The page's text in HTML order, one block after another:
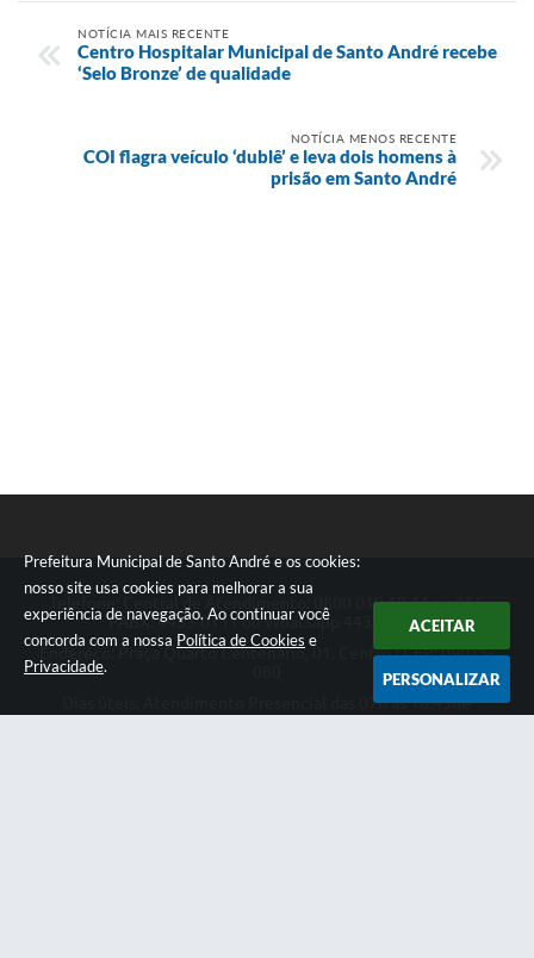
Prefeitura Municipal de Santo André e os cookies:
nosso site usa cookies para melhorar a sua
experiência de navegação. Ao continuar você
concorda com a nossa Política de Cookies e
Privacidade.
ACEITAR
PERSONALIZAR
NOTÍCIA MAIS RECENTE
Centro Hospitalar Municipal de Santo André recebe
‘Selo Bronze’ de qualidade
NOTÍCIA MENOS RECENTE
COI flagra veículo ‘dublê’ e leva dois homens à
prisão em Santo André
Telefone: Central de Atendimento: 0800 019 19 44 ou 156
PABX: 4433-0111 ou Whatsapp 4433-0123
Endereço: Praça Quarto Centenário, 01, Centro | CEP: 09015-
Dias úteis, Atendimento Presencial das 07h as 18:45he